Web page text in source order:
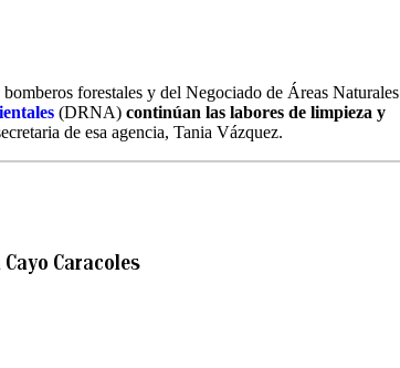
forestales y del Negociado de Áreas Naturales
(DRNA)continúan las labores de limpieza y
de esa agencia, Tania Vázquez.
Caracoles